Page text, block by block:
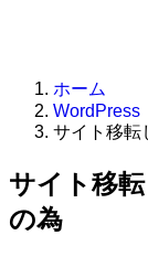
ホーム
WordPress
サイト移転
サイト移
の為